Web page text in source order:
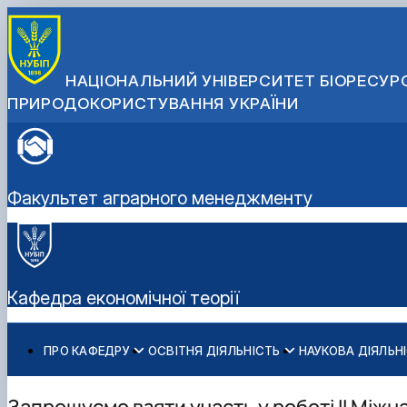
НАЦІОНАЛЬНИЙ УНІВЕРСИТЕТ
ПРИРОДОКОРИСТУВАННЯ УКРАЇНИ
Факультет аграрного менеджменту
Кафедра економічної теорії
ПРО КАФЕДРУ
Історія кафедри
ОСВІТНЯ ДІЯЛЬНІСТЬ
Бакалаврат
НАУКОВА
Про наукову діяльність